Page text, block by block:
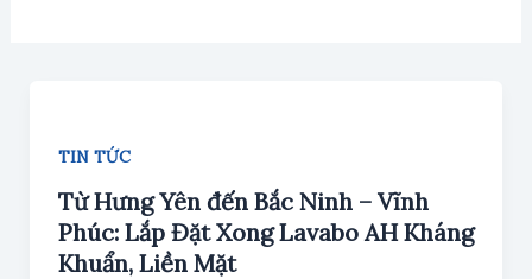
TIN TỨC
Từ Hưng Yên đến Bắc Ninh – Vĩnh
Phúc: Lắp Đặt Xong Lavabo AH Kháng
Khuẩn, Liền Mặt